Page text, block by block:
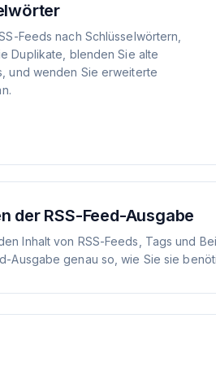
Feeds nach Schlüsselwörtern,
Duplikate, blenden Sie alte
und wenden Sie erweiterte
der RSS-Feed-Ausgabe
Inhalt von RSS-Feeds, Tags und
Ausgabe genau so, wie Sie sie